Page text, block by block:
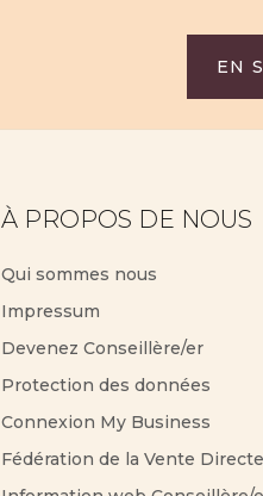
EN
À PROPOS DE NOUS
Qui sommes nous
Impressum
Devenez Conseillère/er
Protection des données
Connexion My Business
Fédération de la Vente Directe